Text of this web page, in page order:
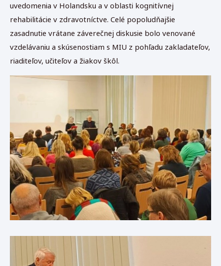
uvedomenia v Holandsku a v oblasti kognitívnej
rehabilitácie v zdravotníctve. Celé popoludňajšie
zasadnutie vrátane záverečnej diskusie bolo venované
vzdelávaniu a skúsenostiam s MIU z pohľadu zakladateľov,
riaditeľov, učiteľov a žiakov škôl.